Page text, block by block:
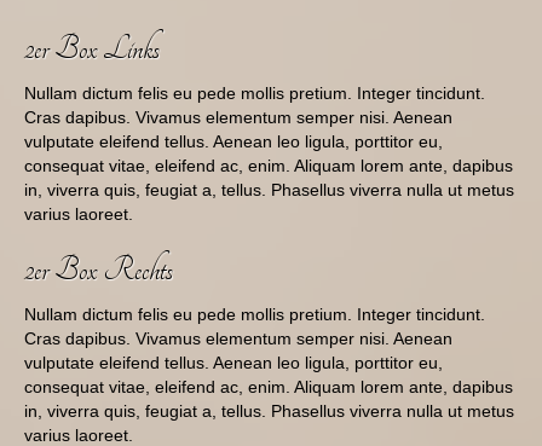
2er Box Links
Nullam dictum felis eu pede mollis pretium. Integer tincidunt.
Cras dapibus. Vivamus elementum semper nisi. Aenean
vulputate eleifend tellus. Aenean leo ligula, porttitor eu,
consequat vitae, eleifend ac, enim. Aliquam lorem ante, dapibus
in, viverra quis, feugiat a, tellus. Phasellus viverra nulla ut metus
varius laoreet.
2er Box Rechts
Nullam dictum felis eu pede mollis pretium. Integer tincidunt.
Cras dapibus. Vivamus elementum semper nisi. Aenean
vulputate eleifend tellus. Aenean leo ligula, porttitor eu,
consequat vitae, eleifend ac, enim. Aliquam lorem ante, dapibus
in, viverra quis, feugiat a, tellus. Phasellus viverra nulla ut metus
varius laoreet.